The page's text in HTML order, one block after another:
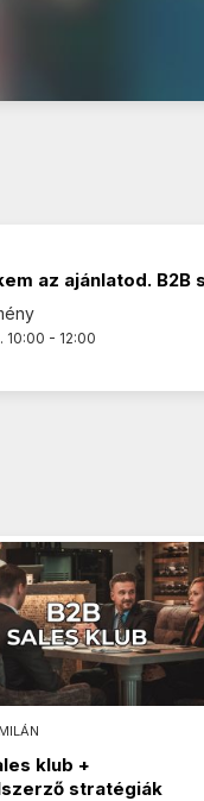
az ajánlatod. B2B
10:00 - 12:00
klub +
stratégiák